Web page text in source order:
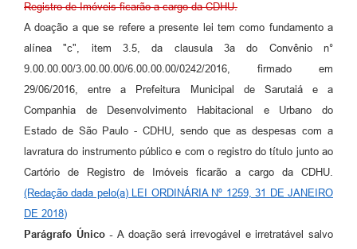
Registro de Imóveis ficarão a cargo da CDHU.
A doação a que se refere a presente lei tem como fundamento a
alínea "c", item 3.5, da clausula 3a do Convênio n°
9.00.00.00/3.00.00.00/6.00.00.00/0242/2016, firmado em
29/06/2016, entre a Prefeitura Municipal de Sarutaiá e a
Companhia de Desenvolvimento Habitacional e Urbano do
Estado de São Paulo - CDHU, sendo que as despesas com a
lavratura do instrumento público e com o registro do título junto ao
Cartório de Registro de Imóveis ficarão a cargo da CDHU.
(Redação dada pelo(a) LEI ORDINÁRIA Nº 1259, 31 DE JANEIRO
DE 2018)
Parágrafo Único - A doação será irrevogável e irretratável salvo